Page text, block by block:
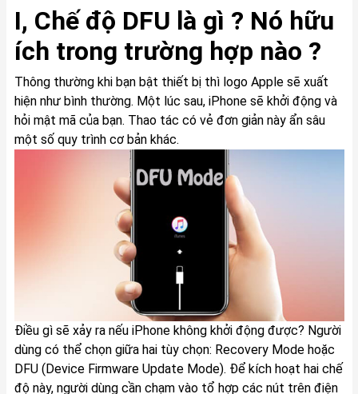
I, Chế độ DFU là gì ? Nó hữu
ích trong trường hợp nào ?
Thông thường khi bạn bật thiết bị thì logo Apple sẽ xuất
hiện như bình thường. Một lúc sau, iPhone sẽ khởi động và
hỏi mật mã của bạn. Thao tác có vẻ đơn giản này ẩn sâu
một số quy trình cơ bản khác.
Điều gì sẽ xảy ra nếu iPhone không khởi động được? Người
dùng có thể chọn giữa hai tùy chọn: Recovery Mode hoặc
DFU (Device Firmware Update Mode). Để kích hoạt hai chế
độ này, người dùng cần chạm vào tổ hợp các nút trên điện